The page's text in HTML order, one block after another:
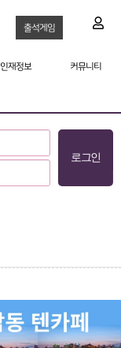
출석게임
인재정보 커뮤니티